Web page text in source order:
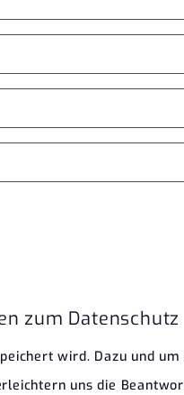
zum Datenschutz
wird. Dazu und
uns die